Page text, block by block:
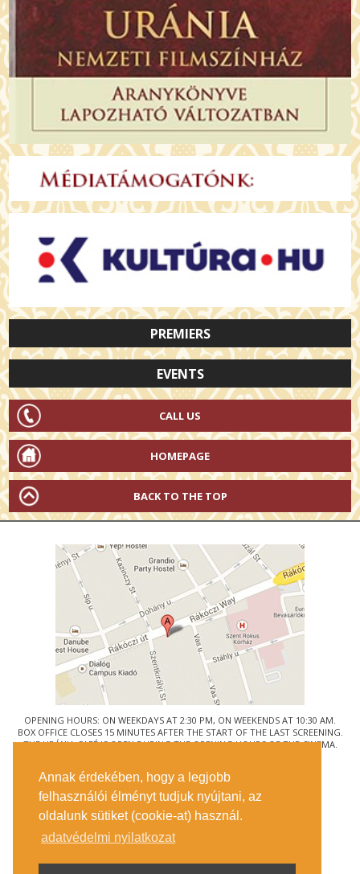
Annak érdekében, hogy a legjobb
felhasználói élményt tudjuk nyújtani, az
oldalunk sütiket (cookie-at) használ.
adatvédelmi nyilatkozat
PREMIERS
EVENTS
CALL US
HOMEPAGE
BACK TO THE TOP
OPENING HOURS: ON WEEKDAYS AT 2:30 PM, ON WEEKENDS AT 10:30 AM.
BOX OFFICE CLOSES 15 MINUTES AFTER THE START OF THE LAST SCREENING.
THE URÁNIA CAFÉ IS OPEN DURING THE OPENING HOURS OF THE CINEMA.
1088 BUDAPEST, RÁKÓCZI ÚT 21.
GETTING HERE
TICKET INFO
CONTACT US
COMPANY DETAILS